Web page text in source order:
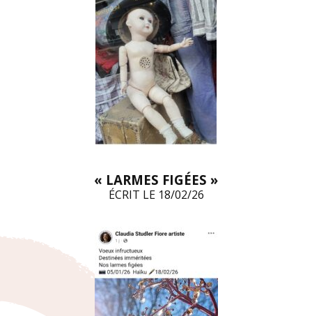
« LARMES FIGÉES »
ÉCRIT LE 18/02/26